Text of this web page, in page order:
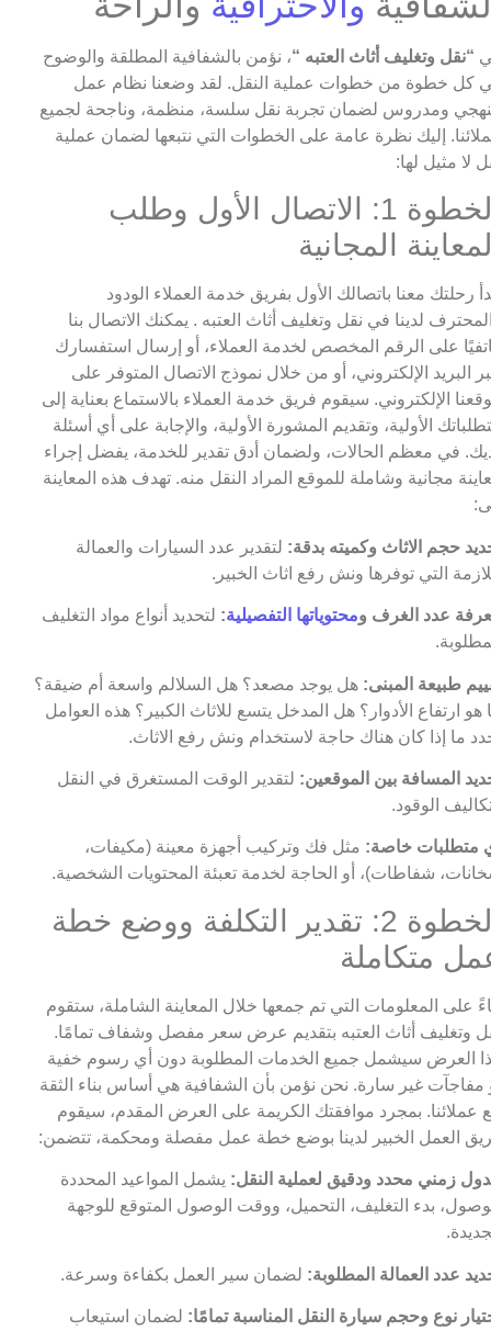
“نقل وتغليف أثاث العتبه “، نؤمن بالشفافية المطلقة والوضوح
كل خطوة من خطوات عملية النقل. لقد وضعنا نظام عمل
ومدروس لضمان تجربة نقل سلسة، منظمة، وناجحة لجميع
إليك نظرة عامة على الخطوات التي نتبعها لضمان عملية
لا مثيل لها:
الخطوة 1: الاتصال الأول وطلب
المجانية
رحلتك معنا باتصالك الأول بفريق خدمة العملاء الودود
لدينا في نقل وتغليف أثاث العتبه . يمكنك الاتصال بنا
على الرقم المخصص لخدمة العملاء، أو إرسال استفسارك
البريد الإلكتروني، أو من خلال نموذج الاتصال المتوفر على
الإلكتروني. سيقوم فريق خدمة العملاء بالاستماع بعناية إلى
الأولية، وتقديم المشورة الأولية، والإجابة على أي أسئلة
في معظم الحالات، ولضمان أدق تقدير للخدمة، يفضل إجراء
مجانية وشاملة للموقع المراد النقل منه. تهدف هذه المعاينة
حجم الاثاث وكميته بدقة: لتقدير عدد السيارات والعمالة
التي توفرها ونش رفع اثاث الخبير.
عدد الغرف ومحتوياتها التفصيلية: لتحديد أنواع مواد التغليف
طبيعة المبنى: هل يوجد مصعد؟ هل السلالم واسعة أم ضيقة؟
هو ارتفاع الأدوار؟ هل المدخل يتسع للاثاث الكبير؟ هذه العوامل
ما إذا كان هناك حاجة لاستخدام ونش رفع الاثاث.
المسافة بين الموقعين: لتقدير الوقت المستغرق في النقل
الوقود.
متطلبات خاصة: مثل فك وتركيب أجهزة معينة (مكيفات،
شفاطات)، أو الحاجة لخدمة تعبئة المحتويات الشخصية.
الخطوة 2: تقدير التكلفة ووضع خطة
متكاملة
على المعلومات التي تم جمعها خلال المعاينة الشاملة، ستقوم
وتغليف أثاث العتبه بتقديم عرض سعر مفصل وشفاف تمامًا.
العرض سيشمل جميع الخدمات المطلوبة دون أي رسوم خفية
مفاجآت غير سارة. نحن نؤمن بأن الشفافية هي أساس بناء الثقة
عملائنا. بمجرد موافقتك الكريمة على العرض المقدم، سيقوم
العمل الخبير لدينا بوضع خطة عمل مفصلة ومحكمة، تتضمن:
زمني محدد ودقيق لعملية النقل: يشمل المواعيد المحددة
بدء التغليف، التحميل، ووقت الوصول المتوقع للوجهة
عدد العمالة المطلوبة: لضمان سير العمل بكفاءة وسرعة.
نوع وحجم سيارة النقل المناسبة تمامًا: لضمان استيعاب